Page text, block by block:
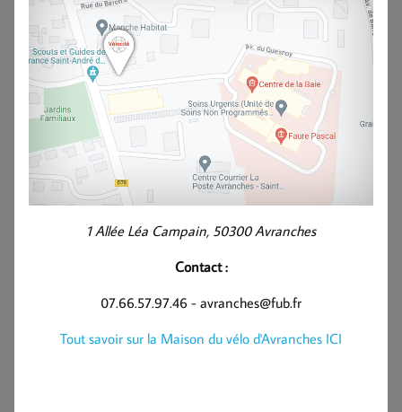
1 Allée Léa Campain, 50300 Avranches
Contact :
07.66.57.97.46 - avranches@fub.fr
Tout savoir sur la Maison du vélo d'Avranches ICI